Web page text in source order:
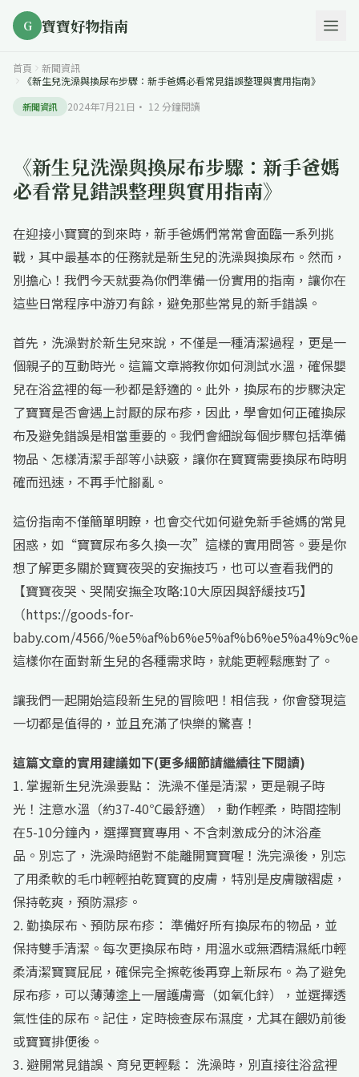
G 寶寶好物指南
首頁
新聞資訊
《新生兒洗澡與換尿布步驟：新手爸媽必看常見錯誤整理與實用指南》
新聞資訊 2024年7月21日 · 12 分鐘閱讀
《新生兒洗澡與換尿布步驟：新手爸媽
必看常見錯誤整理與實用指南》
在迎接小寶寶的到來時，新手爸媽們常常會面臨一系列挑
戰，其中最基本的任務就是新生兒的洗澡與換尿布。然而，
別擔心！我們今天就要為你們準備一份實用的指南，讓你在
這些日常程序中游刃有餘，避免那些常見的新手錯誤。
首先，洗澡對於新生兒來說，不僅是一種清潔過程，更是一
個親子的互動時光。這篇文章將教你如何測試水溫，確保嬰
兒在浴盆裡的每一秒都是舒適的。此外，換尿布的步驟決定
了寶寶是否會遇上討厭的尿布疹，因此，學會如何正確換尿
布及避免錯誤是相當重要的。我們會細說每個步驟包括準備
物品、怎樣清潔手部等小訣竅，讓你在寶寶需要換尿布時明
確而迅速，不再手忙腳亂。
這份指南不僅簡單明瞭，也會交代如何避免新手爸媽的常見
困惑，如“寶寶尿布多久換一次”這樣的實用問答。要是你
想了解更多關於寶寶夜哭的安撫技巧，也可以查看我們的
【寶寶夜哭、哭鬧安撫全攻略:10大原因與舒緩技巧】
（https://goods-for-
baby.com/4566/
這樣你在面對新生兒的各種需求時，就能更輕鬆應對了。
讓我們一起開始這段新生兒的冒險吧！相信我，你會發現這
一切都是值得的，並且充滿了快樂的驚喜！
這篇文章的實用建議如下(更多細節請繼續往下閱讀)
1. 掌握新生兒洗澡要點： 洗澡不僅是清潔，更是親子時
光！注意水溫（約37-40℃最舒適），動作輕柔，時間控制
在5-10分鐘內，選擇寶寶專用、不含刺激成分的沐浴產
品。別忘了，洗澡時絕對不能離開寶寶喔！洗完澡後，別忘
了用柔軟的毛巾輕輕拍乾寶寶的皮膚，特別是皮膚皺褶處，
保持乾爽，預防濕疹。
2. 勤換尿布、預防尿布疹： 準備好所有換尿布的物品，並
保持雙手清潔。每次更換尿布時，用溫水或無酒精濕紙巾輕
柔清潔寶寶屁屁，確保完全擦乾後再穿上新尿布。為了避免
尿布疹，可以薄薄塗上一層護膚膏（如氧化鋅），並選擇透
氣性佳的尿布。記住，定時檢查尿布濕度，尤其在餵奶前後
或寶寶排便後。
3. 避開常見錯誤、育兒更輕鬆： 洗澡時，別直接往浴盆裡